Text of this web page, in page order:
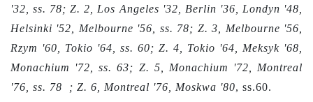
'32, ss. 78; Z. 2, Los Angeles '32, Berlin '36, Londyn '48,
Helsinki '52, Melbourne '56, ss. 78; Z. 3, Melbourne '56,
Rzym '60, Tokio '64, ss. 60; Z. 4, Tokio '64, Meksyk '68,
Monachium '72, ss. 63; Z. 5, Monachium '72, Montreal
'76, ss. 78 ; Z. 6, Montreal '76, Moskwa '80, ss.60.